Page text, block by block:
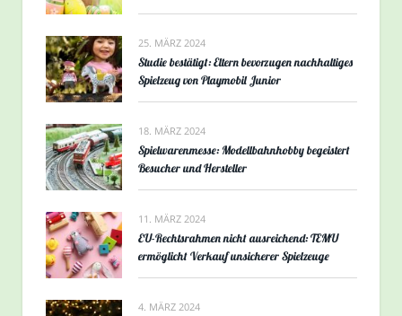
25. MÄRZ 2024
Studie bestätigt: Eltern bevorzugen nachhaltiges
Spielzeug von Playmobil Junior
18. MÄRZ 2024
Spielwarenmesse: Modellbahnhobby begeistert
Besucher und Hersteller
11. MÄRZ 2024
EU-Rechtsrahmen nicht ausreichend: TEMU
ermöglicht Verkauf unsicherer Spielzeuge
4. MÄRZ 2024